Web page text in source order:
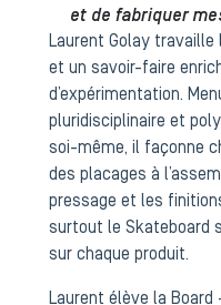
et de fabriquer
Laurent Golay travaille
et un savoir-faire
d’expérimentation.
pluridisciplinaire et
soi-même, il façonne
des placages à
pressage et les
surtout le Skateboard
sur chaque produit.
Laurent élève la Board